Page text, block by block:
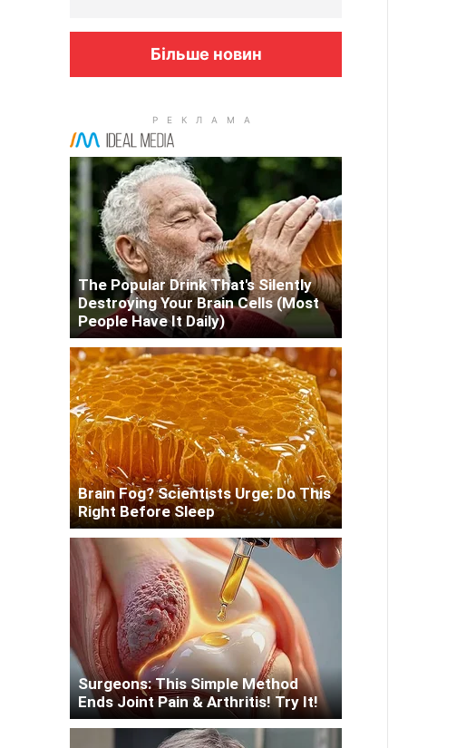
Більше новин
The Popular Drink That's Silently
Destroying Your Brain Cells (Most
People Have It Daily)
Brain Fog? Scientists Urge: Do This
Right Before Sleep
Surgeons: This Simple Method
Ends Joint Pain & Arthritis! Try It!